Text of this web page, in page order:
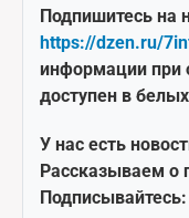
Подпишитесь на
https://dzen.ru/
информации при
доступен в
У нас есть
Рассказываем о
Подписывайтесь: